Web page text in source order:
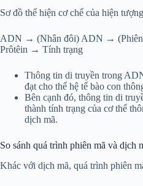
Sơ đồ thể hiện cơ chế của hiện
ADN → (Nhân đôi) ADN →
Prôtêin → Tính trạng
Thông tin di truyền trong
đạt cho thế hệ tế bào con
Bên cạnh đó, thông tin di
thành tính trạng của cơ thể
dịch mã.
So sánh quá trình phiên mã và dịch
Khác với dịch mã, quá trình phiên